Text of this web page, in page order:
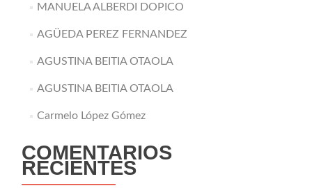
MANUELA ALBERDI DOPICO
AGÜEDA PEREZ FERNANDEZ
AGUSTINA BEITIA OTAOLA
AGUSTINA BEITIA OTAOLA
Carmelo López Gómez
COMENTARIOS
RECIENTES